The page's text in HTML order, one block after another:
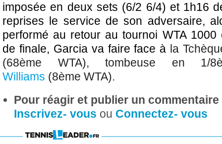
imposée en deux sets (6/2 6/4) et 1h16
reprises le service de son adversaire,
performé au retour au tournoi WTA
de finale, Garcia va faire face à la
(68ème WTA), tombeuse en
Williams (8ème WTA).
Pour réagir et publier un
Inscrivez- vous ou Connectez- vous